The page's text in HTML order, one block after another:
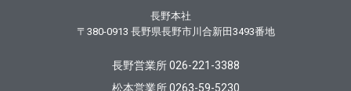
長野本社
〒380-0913 長野県長野市川合新田3493番地
長野営業所 026-221-3388
松本営業所 0263-59-5230